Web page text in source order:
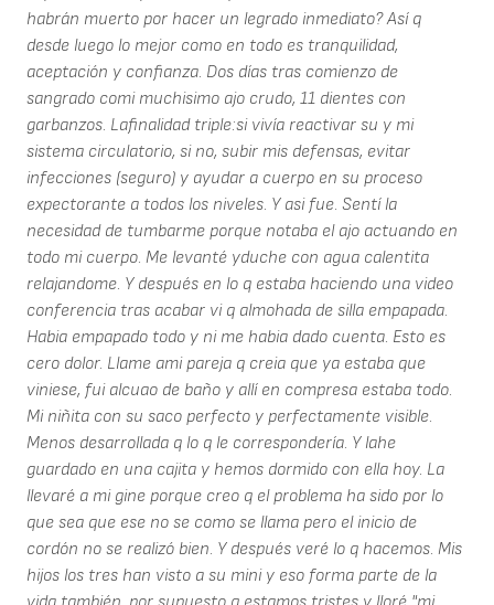
habrán muerto por hacer un legrado inmediato? Así q
desde luego lo mejor como en todo es tranquilidad,
aceptación y confianza. Dos días tras comienzo de
sangrado comi muchisimo ajo crudo, 11 dientes con
garbanzos. Lafinalidad triple:si vivía reactivar su y mi
sistema circulatorio, si no, subir mis defensas, evitar
infecciones (seguro) y ayudar a cuerpo en su proceso
expectorante a todos los niveles. Y asi fue. Sentí la
necesidad de tumbarme porque notaba el ajo actuando en
todo mi cuerpo. Me levanté yduche con agua calentita
relajandome. Y después en lo q estaba haciendo una video
conferencia tras acabar vi q almohada de silla empapada.
Habia empapado todo y ni me habia dado cuenta. Esto es
cero dolor. Llame ami pareja q creia que ya estaba que
viniese, fui alcuao de baño y allí en compresa estaba todo.
Mi niñita con su saco perfecto y perfectamente visible.
Menos desarrollada q lo q le correspondería. Y lahe
guardado en una cajita y hemos dormido con ella hoy. La
llevaré a mi gine porque creo q el problema ha sido por lo
que sea que ese no se como se llama pero el inicio de
cordón no se realizó bien. Y después veré lo q hacemos. Mis
hijos los tres han visto a su mini y eso forma parte de la